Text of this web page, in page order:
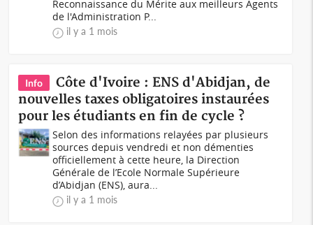
Reconnaissance du Mérite aux meilleurs Agents
de l'Administration P...
il y a 1 mois
Info
Côte d'Ivoire : ENS d'Abidjan, de
nouvelles taxes obligatoires instaurées
pour les étudiants en fin de cycle ?
Selon des informations relayées par plusieurs
sources depuis vendredi et non démenties
officiellement à cette heure, la Direction
Générale de l’Ecole Normale Supérieure
d’Abidjan (ENS), aura...
il y a 1 mois